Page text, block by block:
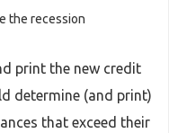
the recession
print the new credit
determine (and print)
that exceed their